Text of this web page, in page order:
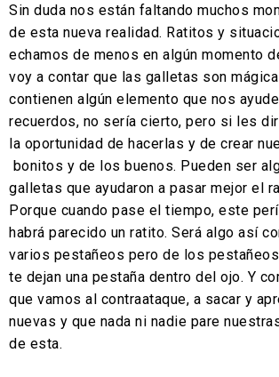
Sin duda nos están faltando muchos
de esta nueva realidad. Ratitos y
echamos de menos en algún momento
voy a contar que las galletas son
contienen algún elemento que nos
recuerdos, no sería cierto, pero si les
la oportunidad de hacerlas y de crear
bonitos y de los buenos. Pueden ser
galletas que ayudaron a pasar mejor el
Porque cuando pase el tiempo, este
habrá parecido un ratito. Será algo así
varios pestañeos pero de los
te dejan una pestaña dentro del ojo. Y
que vamos al contraataque, a sacar y
nuevas y que nada ni nadie pare
de esta.